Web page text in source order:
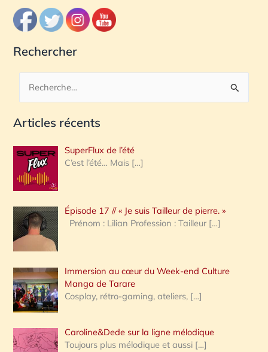
Rechercher
c
e
r
c
h
e
:
Articles récents
SuperFlux de l’été
C’est l’été… Mais […]
Épisode 17 // « Je suis Tailleur de pierre. »
Prénom : Lilian Profession : Tailleur […]
Immersion au cœur du Week-end Culture
Manga de Tarare
Cosplay, rétro-gaming, ateliers, […]
Caroline&Dede sur la ligne mélodique
Toujours plus mélodique et aussi […]